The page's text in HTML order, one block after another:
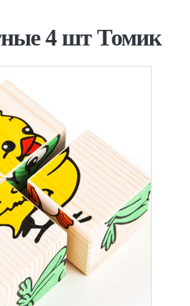
4 шт Томик